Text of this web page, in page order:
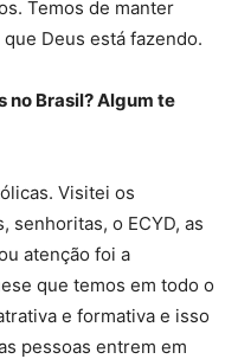
Temos de manter
Deus está fazendo.
no Brasil? Algum te
Visitei os
senhoritas, o ECYD, as
atenção foi a
que temos em todo o
e formativa e isso
pessoas entrem em